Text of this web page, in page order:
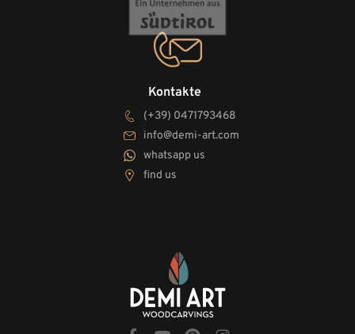
Kontakte
(+39) 0471793468
info@demi-art.com
whatsapp us
find us